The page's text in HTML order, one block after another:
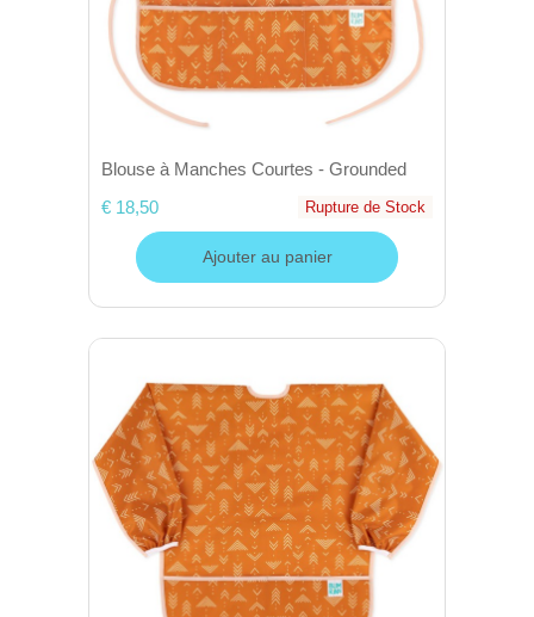
Blouse à Manches Courtes - Grounded
€ 18,50
Rupture de Stock
Ajouter au panier